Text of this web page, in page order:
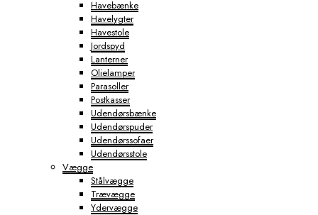
Havebænke
Havelygter
Havestole
Jordspyd
Lanterner
Olielamper
Parasoller
Postkasser
Udendørsbænke
Udendørspuder
Udendørssofaer
Udendørsstole
Vægge
Stålvægge
Trævægge
Ydervægge